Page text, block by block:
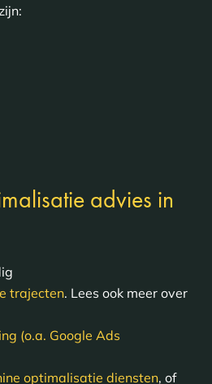
advies in
trajecten. Lees ook meer over
(o.a. Google Ads
optimalisatie diensten, of